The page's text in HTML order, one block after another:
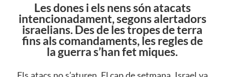
Les dones i els nens són atacats
intencionadament, segons alertadors
israelians. Des de les tropes de terra
fins als comandaments, les regles de
la guerra s’han fet miques.